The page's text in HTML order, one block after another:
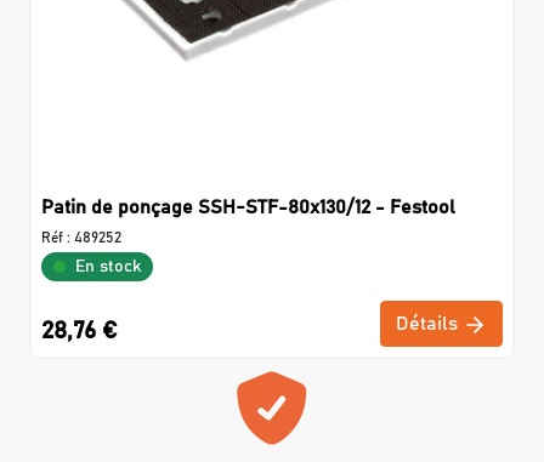
Patin de ponçage SSH-STF-80x130/12 - Festool
Réf : 489252
En stock
28,76 € Détails